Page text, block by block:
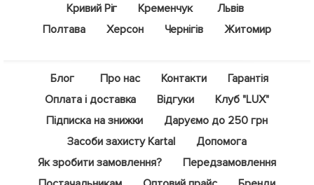
Кривий Ріг
Кременчук
Львів
Полтава
Херсон Чернігів Житомир
Блог Про нас Контакти
Гарантія
Оплата і доставка
Відгуки
Клуб "LUX"
Підписка на знижки
Даруємо до 250 грн
Засоби захисту Kartal
Допомога
Як зробити замовлення?
Передзамовлення